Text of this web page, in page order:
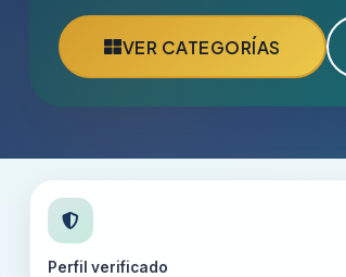
VER CATEGORÍAS
Perfil verificado